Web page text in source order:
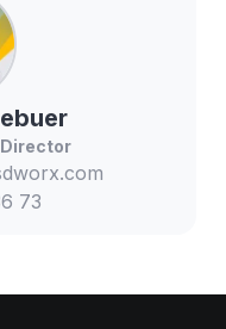
73